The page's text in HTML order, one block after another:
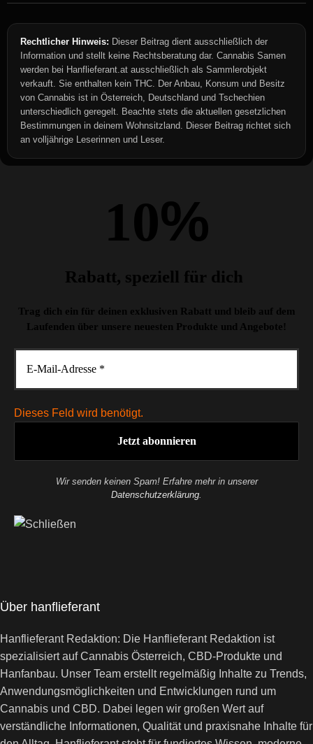
Rechtlicher Hinweis: Dieser Beitrag dient ausschließlich der
Information und stellt keine Rechtsberatung dar. Cannabis Samen
werden bei Hanflieferant.at ausschließlich als Sammlerobjekt
verkauft. Sie enthalten kein THC. Der Anbau, Konsum und Besitz
von Cannabis ist in Österreich, Deutschland und Tschechien
unterschiedlich geregelt. Beachte stets die aktuellen gesetzlichen
Bestimmungen in deinem Wohnsitzland. Dieser Beitrag richtet sich
an volljährige Leserinnen und Leser.
10%
Rabatt, speziell für dich
Trag dich ein für deinen exklusiven Rabatt und bleib auf dem
Laufenden über unsere neuesten Produkte und Angebote!
Dieses Feld wird benötigt.
Wir senden keinen Spam! Erfahre mehr in unserer
Datenschutzerklärung.
Über hanflieferant
Hanflieferant Redaktion: Die Hanflieferant Redaktion ist
spezialisiert auf Cannabis Österreich, CBD-Produkte und
Hanfanbau. Unser Team erstellt regelmäßig Inhalte zu Trends,
Anwendungsmöglichkeiten und Entwicklungen rund um
Cannabis und CBD. Dabei legen wir großen Wert auf
verständliche Informationen, Qualität und praxisnahe Inhalte für